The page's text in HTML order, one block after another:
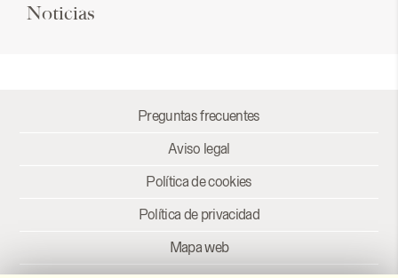
Noticias
Preguntas frecuentes
Aviso legal
Política de cookies
Política de privacidad
Mapa web